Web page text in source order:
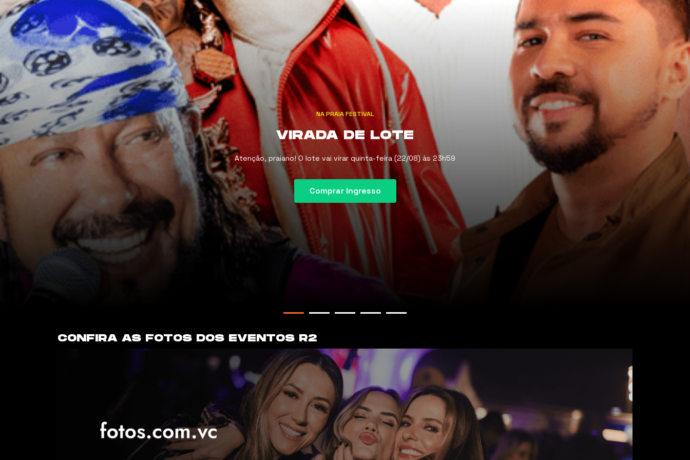
THIS IS MARÍLIA
UM SHOW PRA CANTAR JUNTO
Comprar Ingresso
CONFIRA AS FOTOS DOS EVENTOS R2